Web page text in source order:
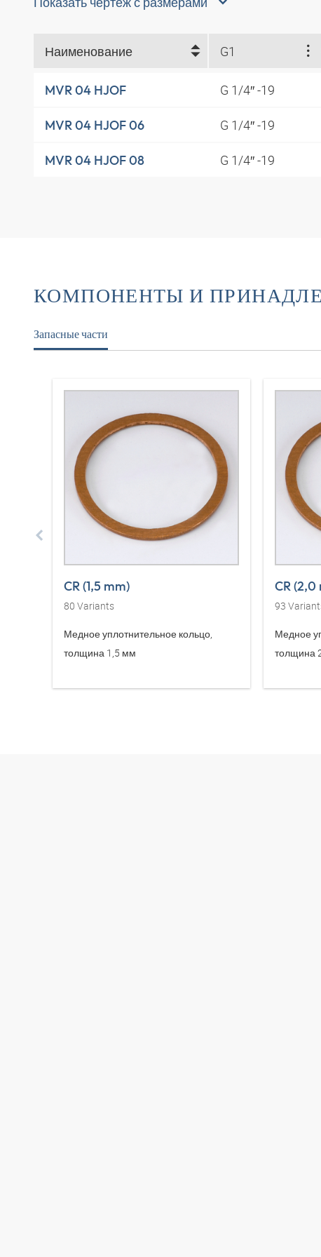
Наименование G1
MVR 04 HJOF G 1/4″ -19
MVR 04 HJOF 06 G 1/4″ -19
MVR 04 HJOF 08 G 1/4″ -19
КОМПОНЕНТЫ И
Запасные части
CR (1,5 mm)
80 Variants
Медное уплотнительное кольцо,
толщина 1,5 мм
CR (2,0
93
Медное
толщина